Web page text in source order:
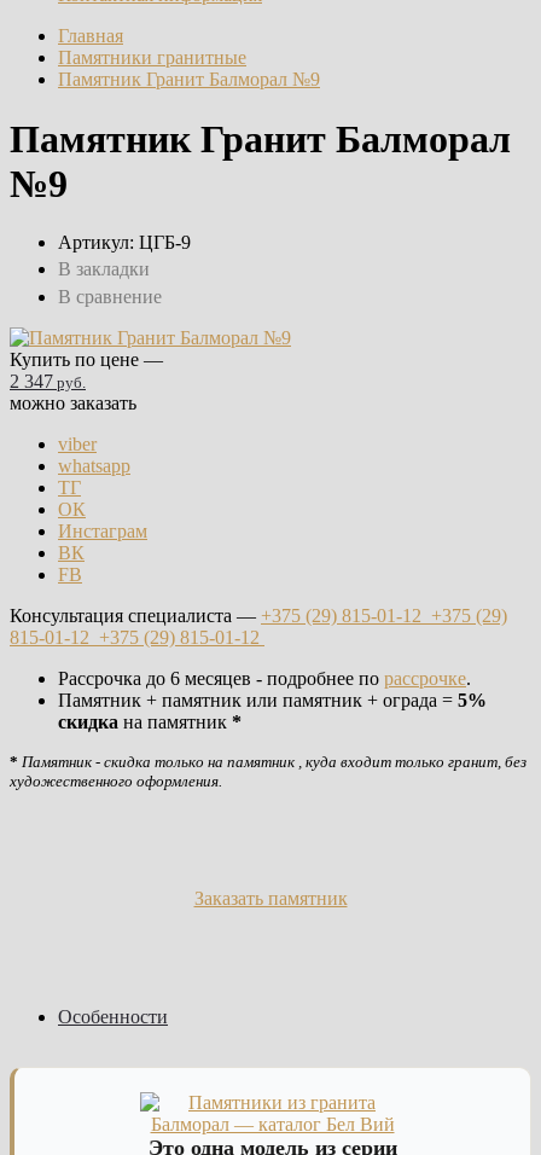
Главная
Памятники гранитные
Памятник Гранит Балморал №9
Памятник Гранит Балморал
№9
Артикул: ЦГБ-9
В закладки
В сравнение
Купить по цене —
2 347 руб.
можно заказать
viber
whatsapp
ТГ
ОК
Инстаграм
ВК
FB
Консультация специалиста — +375 (29) 815-01-12 +375 (29)
815-01-12 +375 (29) 815-01-12
Рассрочка до 6 месяцев - подробнее по рассрочке.
Памятник + памятник или памятник + ограда = 5%
скидка на памятник *
* Памятник - скидка только на памятник , куда входит только гранит, без
художественного оформления.
Заказать памятник
Особенности
Это одна модель из серии